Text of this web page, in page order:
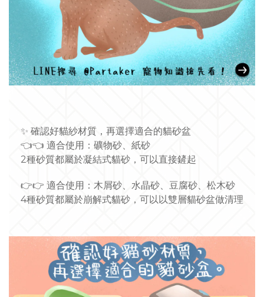
✨ 確認好貓紗材質，再選擇適合的貓砂盆
👈👈 適合使用：礦物砂、紙砂
2種砂質都屬於凝結式貓砂，可以直接鏟起
👉👉 適合使用：木屑砂、水晶砂、豆腐砂、松木砂
4種砂質都屬於崩解式貓砂，可以以雙層貓砂盆做清理